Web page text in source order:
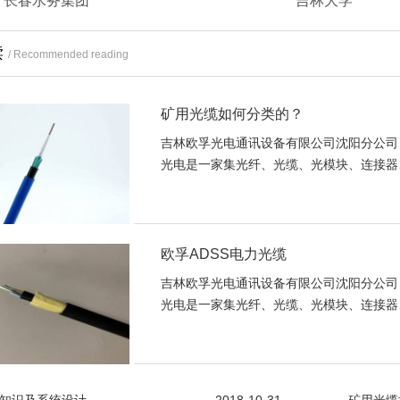
/ Recommended reading
矿用光缆如何分类的？
吉林欧孚光电通讯设备有限公司沈阳分公
光电是一家集光纤、光缆、光模块、连接
欧孚ADSS电力光缆
吉林欧孚光电通讯设备有限公司沈阳分公
光电是一家集光纤、光缆、光模块、连接